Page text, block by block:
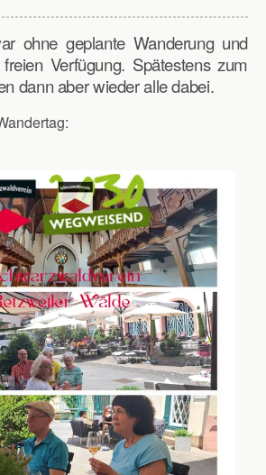
ohne geplante Wanderung und
Verfügung. Spätestens zum
dann aber wieder alle dabei.